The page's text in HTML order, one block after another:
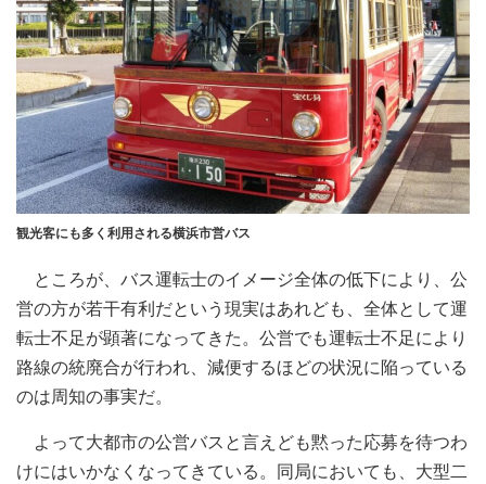
観光客にも多く利用される横浜市営バス
ところが、バス運転士のイメージ全体の低下により、公
営の方が若干有利だという現実はあれども、全体として運
転士不足が顕著になってきた。公営でも運転士不足により
路線の統廃合が行われ、減便するほどの状況に陥っている
のは周知の事実だ。
よって大都市の公営バスと言えども黙った応募を待つわ
けにはいかなくなってきている。同局においても、大型二